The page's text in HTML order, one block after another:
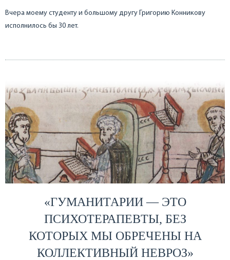
Вчера моему студенту и большому другу Григорию Конникову
исполнилось бы 30 лет.
«ГУМАНИТАРИИ — ЭТО
ПСИХОТЕРАПЕВТЫ, БЕЗ
КОТОРЫХ МЫ ОБРЕЧЕНЫ НА
КОЛЛЕКТИВНЫЙ НЕВРОЗ»